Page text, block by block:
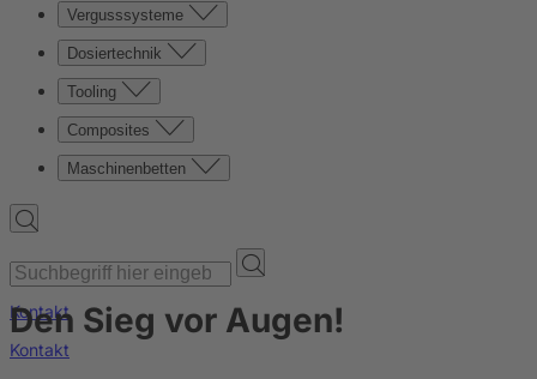
Vergusssysteme
Dosiertechnik
Tooling
Composites
Maschinenbetten
Kontakt
Kontakt
Den Sieg vor Augen!